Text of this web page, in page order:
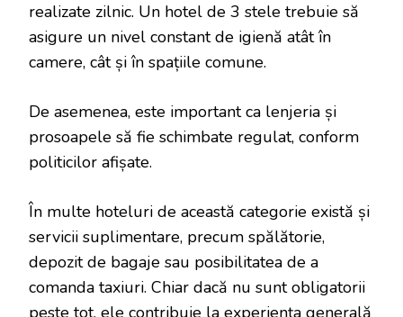
realizate zilnic. Un hotel de 3 stele trebuie să
asigure un nivel constant de igienă atât în
camere, cât și în spațiile comune.
De asemenea, este important ca lenjeria și
prosoapele să fie schimbate regulat, conform
politicilor afișate.
În multe hoteluri de această categorie există și
servicii suplimentare, precum spălătorie,
depozit de bagaje sau posibilitatea de a
comanda taxiuri. Chiar dacă nu sunt obligatorii
peste tot, ele contribuie la experiența generală